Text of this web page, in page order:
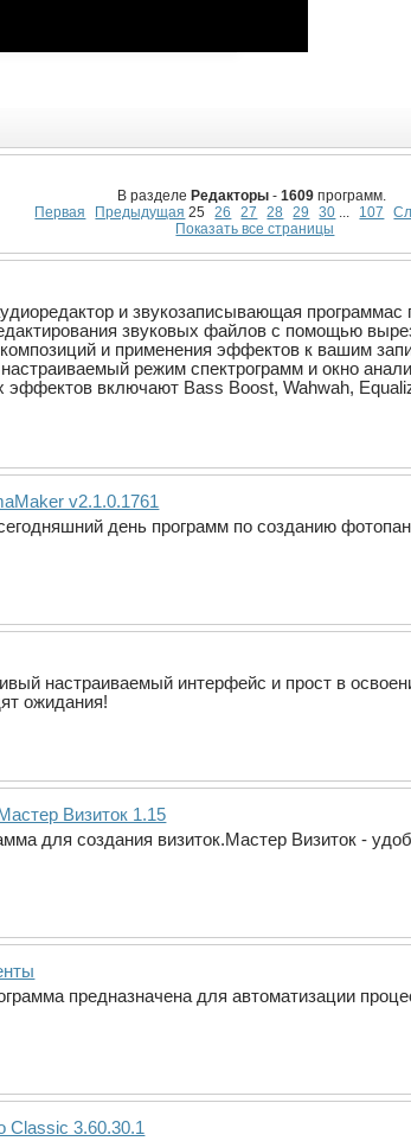
В разделе Редакторы -1609 программ.
Первая
Предыдущая 25 26 27 28 29 30 ... 107
Показать все страницы
и звукозаписывающая
звуковых файлов с помощью
и применения эффектов к вашим
режим спектрограмм и окно
эффектов включают Bass Boost, Wahwah,
v2.1.0.1761
день программ по созданию
настраиваемый интерфейс и прост в
ожидания!
Визиток 1.15
для создания визиток.Мастер Визиток -
предназначена для автоматизации
Classic 3.60.30.1